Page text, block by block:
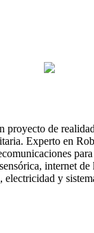
de
Experto en
internet
y